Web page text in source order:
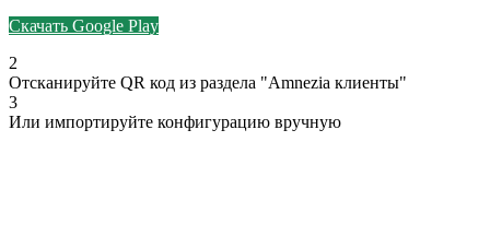
Скачать Google Play
2
Отсканируйте QR код из раздела "Amnezia клиенты"
3
Или импортируйте конфигурацию вручную